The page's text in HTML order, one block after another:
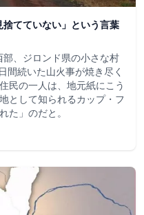
てていない」という言葉
、ジロンド県の小さな村
間続いた山火事が焼き尽く
民の一人は、地元紙にこう
として知られるカップ・フ
た」のだと。